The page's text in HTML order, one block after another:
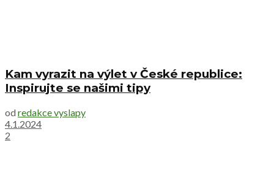
Kam vyrazit na výlet v České republice:
Inspirujte se našimi tipy
od redakce vyslapy
4.1.2024
2